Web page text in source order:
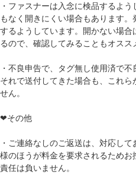
・ファスナーは入念に検品するよ
もなく開きにくい場合もあります
するようしています。開かない場
るので、確認してみることもオスス
・不良申告で、タグ無し使用済で
それで送付してきた場合も、これ
せん。
❤その他
・ご連絡なしのご返送は、対応し
様のほうが料金を要求されるため
責任は負いません。